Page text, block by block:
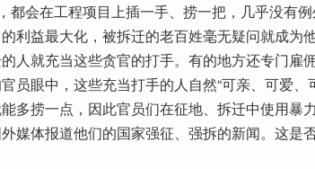
都会在工程项目上插一手、捞一把，几乎没有
利益最大化，被拆迁的老百姓毫无疑问就成为
人就充当这些贪官的打手。有的地方还专门雇
员眼中，这些充当打手的人自然“可亲、可爱、可
多捞一点，因此官员们在征地、拆迁中使用暴
媒体报道他们的国家强征、强拆的新闻。这是